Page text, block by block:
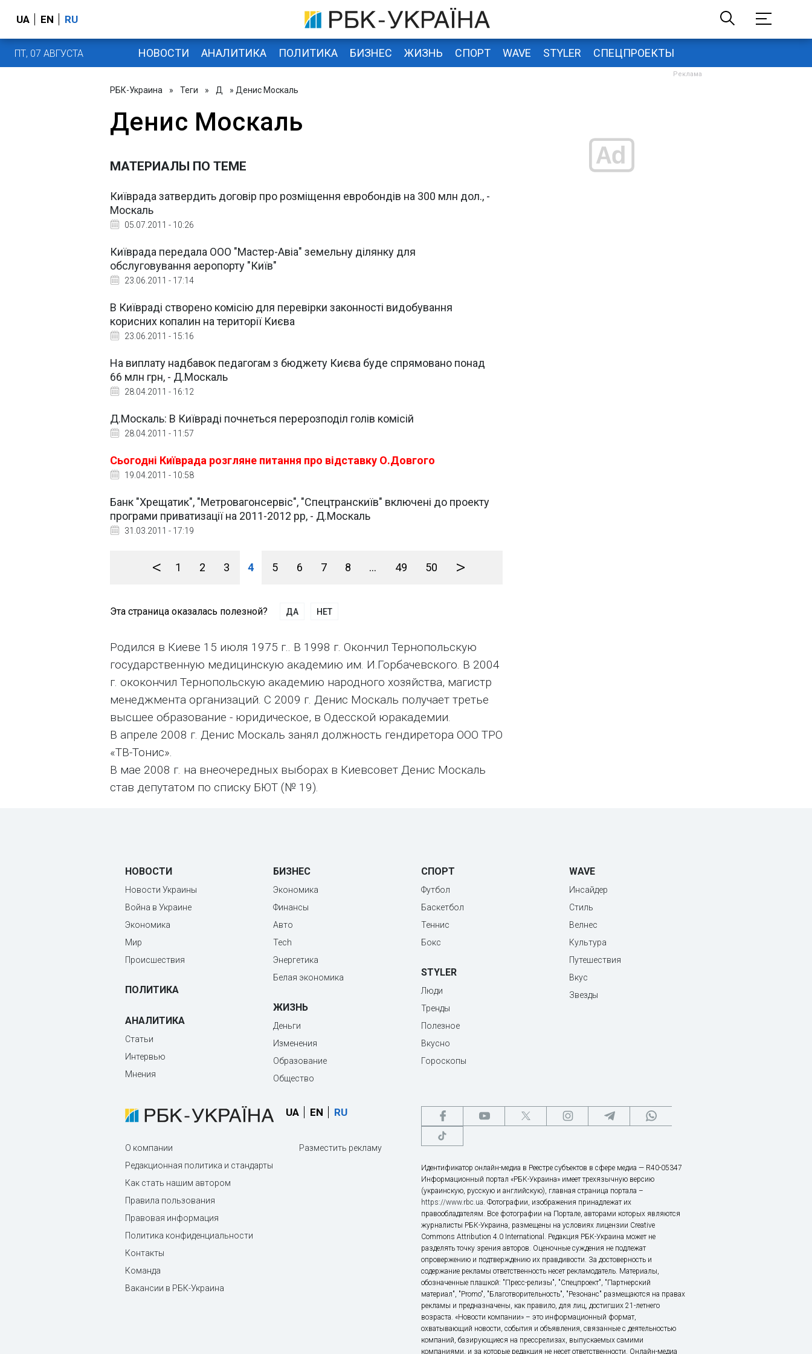
UA EN RU
ПТ, 07 АВГУСТА НОВОСТИ АНАЛИТИКА ПОЛИТИКА БИЗНЕС ЖИЗНЬ СПОРТ WAVE STYLER СПЕЦПРОЕКТЫ
РБК-Украина » Теги » Д » Денис Москаль
Денис Москаль
МАТЕРИАЛЫ ПО ТЕМЕ
Київрада затвердить договір про розміщення евробондів на 300 млн дол., -
Москаль
05.07.2011 - 10:26
Київрада передала ООО "Мастер-Авіа" земельну ділянку для
обслуговування аеропорту "Київ"
23.06.2011 - 17:14
В Київраді створено комісію для перевірки законності видобування
корисних копалин на території Києва
23.06.2011 - 15:16
На виплату надбавок педагогам з бюджету Києва буде спрямовано понад
66 млн грн, - Д.Москаль
28.04.2011 - 16:12
Д.Москаль: В Київраді почнеться перерозподіл голів комісій
28.04.2011 - 11:57
Сьогодні Київрада розгляне питання про відставку О.Довгого
19.04.2011 - 10:58
Банк "Хрещатик", "Метровагонсервіс", "Спецтранскиїв" включені до проекту
програми приватизації на 2011-2012 рр, - Д.Москаль
31.03.2011 - 17:19
< 1 2 3 4 5 6 7 8 ... 49 50 >
Эта страница оказалась полезной? ДА НЕТ
Родился в Киеве 15 июля 1975 г.. В 1998 г. Окончил Тернопольскую
государственную медицинскую академию им. И.Горбачевского. В 2004
г. ококончил Тернопольскую академию народного хозяйства, магистр
менеджмента организаций. С 2009 г. Денис Москаль получает третье
высшее образование - юридическое, в Одесской юракадемии.
В апреле 2008 г. Денис Москаль занял должность гендиретора ООО ТРО
«ТВ-Тонис».
В мае 2008 г. на внеочередных выборах в Киевсовет Денис Москаль
став депутатом по списку БЮТ (№ 19).
НОВОСТИ
Новости Украины
Война в Украине
Экономика
Мир
Происшествия
ПОЛИТИКА
АНАЛИТИКА
Статьи
Интервью
Мнения
БИЗНЕС
Экономика
Финансы
Авто
Tech
Энергетика
Белая экономика
ЖИЗНЬ
Деньги
Изменения
Образование
Общество
СПОРТ
Футбол
Баскетбол
Теннис
Бокс
STYLER
Люди
Тренды
Полезное
Вкусно
Гороскопы
WAVE
Инсайдер
Стиль
Велнес
Культура
Путешествия
Вкус
Звезды
UA EN RU
О компании
Редакционная политика и стандарты
Как стать нашим автором
Правила пользования
Правовая информация
Политика конфиденциальности
Контакты
Команда
Вакансии в РБК-Украина
Разместить рекламу
Идентификатор онлайн-медиа в Реестре субъектов в сфере медиа — R40-05347
Информационный портал «РБК-Украина» имеет трехязычную версию
(украинскую, русскую и английскую), главная страница портала –
https://www.rbc.ua. Фотографии, изображения принадлежат их
правообладателям. Все фотографии на Портале, авторами которых являются
журналисты РБК-Украина, размещены на условиях лицензии Creative
Commons Attribution 4.0 International. Редакция РБК-Украина может не
разделять точку зрения авторов. Оценочные суждения не подлежат
опровержению и подтверждению их правдивости. За достоверность и
содержание рекламы ответственность несет рекламодатель. Материалы,
обозначенные плашкой: "Пресс-релизы", "Спецпроект", "Партнерский
материал", "Promo", "Благотворительность", "Резонанс" размещаются на правах
рекламы и предназначены, как правило, для лиц, достигших 21-летнего
возраста. «Новости компании» – это информационный формат,
охватывающий новости, события и объявления, связанные с деятельностью
компаний, базирующиеся на прессрелизах, выпускаемых самими
компаниями, и за которые редакция не несет ответственности. Онлайн-медиа